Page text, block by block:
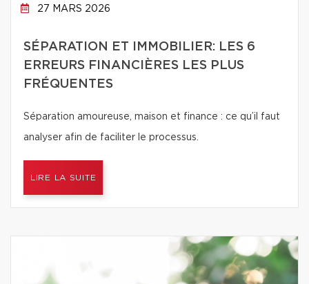
27 MARS 2026
SÉPARATION ET IMMOBILIER: LES 6
ERREURS FINANCIÈRES LES PLUS
FRÉQUENTES
Séparation amoureuse, maison et finance : ce qu’il faut
analyser afin de faciliter le processus.
LIRE LA SUITE